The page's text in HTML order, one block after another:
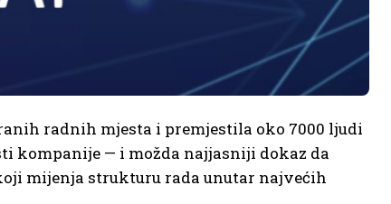
radnih mjesta i premjestila oko 7000 ljudi
kompanije — i možda najjasniji dokaz da
mijenja strukturu rada unutar najvećih